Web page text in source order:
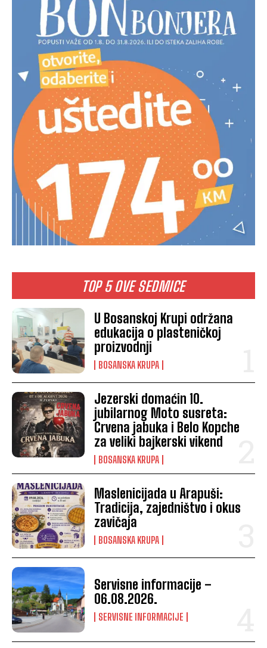
TOP 5 OVE SEDMICE
U Bosanskoj Krupi održana
edukacija o plasteničkoj
proizvodnji
BOSANSKA KRUPA
Jezerski domaćin 10.
jubilarnog Moto susreta:
Crvena jabuka i Belo Kopche
za veliki bajkerski vikend
BOSANSKA KRUPA
Maslenicijada u Arapuši:
Tradicija, zajedništvo i okus
zavičaja
BOSANSKA KRUPA
Servisne informacije –
06.08.2026.
SERVISNE INFORMACIJE